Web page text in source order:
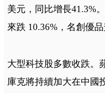
美元，同比增長41.3%
來跌 10.36%，名創優品
大型科技股多數收跌。
庫克將持續加大在中國